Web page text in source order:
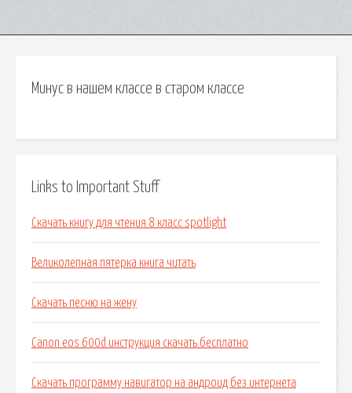
Минус в нашем классе в старом классе
Links to Important Stuff
Скачать книгу для чтения 8 класс spotlight
Великолепная пятерка книга читать
Скачать песню на жену
Canon eos 600d инструкция скачать бесплатно
Скачать программу навигатор на андроид без интернета